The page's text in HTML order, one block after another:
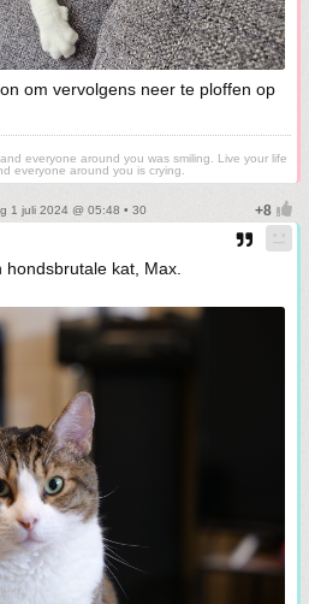
om vervolgens neer te ploffen op
everyone around you was smiling. Live your life
everyone around you is crying.
1 juli 2024 @ 05:48 • 30
hondsbrutale kat, Max.